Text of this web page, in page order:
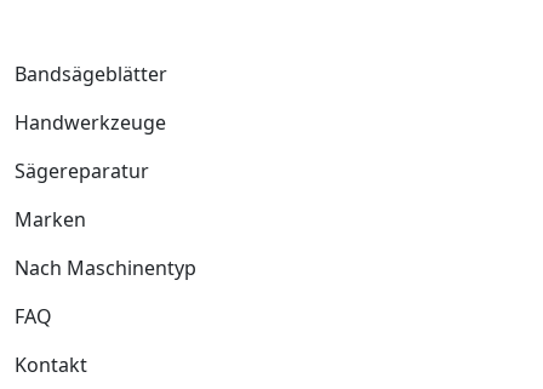
Bandsägeblätter
Handwerkzeuge
Sägereparatur
Marken
Nach Maschinentyp
FAQ
Kontakt